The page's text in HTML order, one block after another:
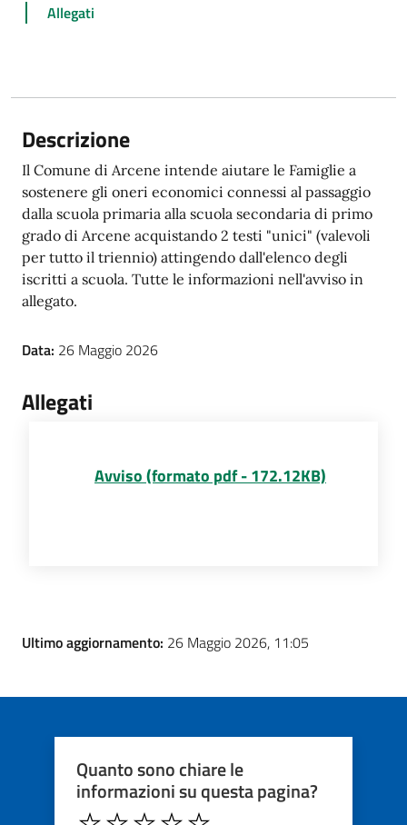
Allegati
Descrizione
Il Comune di Arcene intende aiutare le Famiglie a
sostenere gli oneri economici connessi al passaggio
dalla scuola primaria alla scuola secondaria di primo
grado di Arcene acquistando 2 testi "unici" (valevoli
per tutto il triennio) attingendo dall'elenco degli
iscritti a scuola. Tutte le informazioni nell'avviso in
allegato.
Data: 26 Maggio 2026
Allegati
Avviso (formato pdf - 172.12KB)
Ultimo aggiornamento: 26 Maggio 2026, 11:05
Quanto sono chiare le
informazioni su questa pagina?